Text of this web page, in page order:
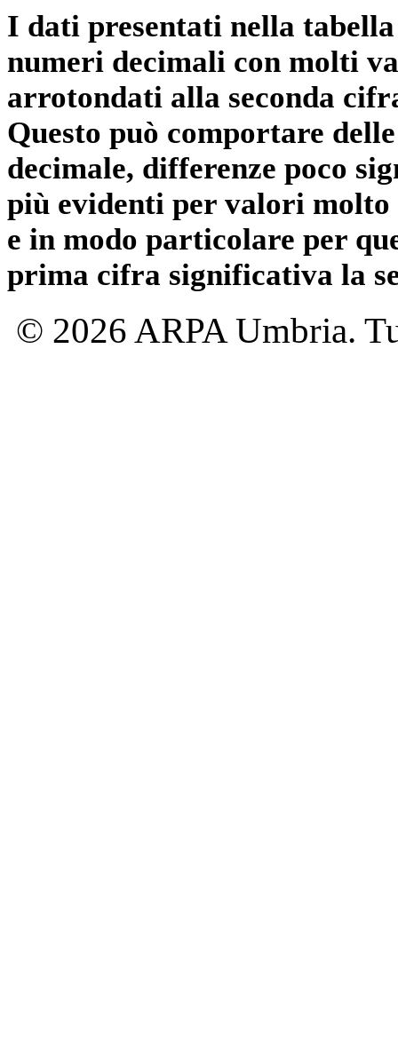
I dati presentati nella
numeri decimali con molti
arrotondati alla seconda
Questo può comportare
decimale, differenze poco
più evidenti per valori
e in modo particolare per
prima cifra significativa la
© 2026 ARPA Umbria.